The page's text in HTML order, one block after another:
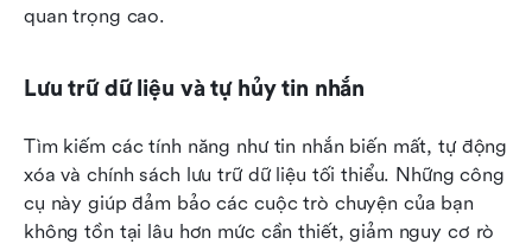
quan trọng cao.
Lưu trữ dữ liệu và tự hủy tin nhắn
Tìm kiếm các tính năng như tin nhắn biến mất, tự động
xóa và chính sách lưu trữ dữ liệu tối thiểu. Những công
cụ này giúp đảm bảo các cuộc trò chuyện của bạn
không tồn tại lâu hơn mức cần thiết, giảm nguy cơ rò